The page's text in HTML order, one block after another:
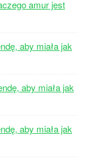
amur jest
aby miała jak
aby miała jak
aby miała jak